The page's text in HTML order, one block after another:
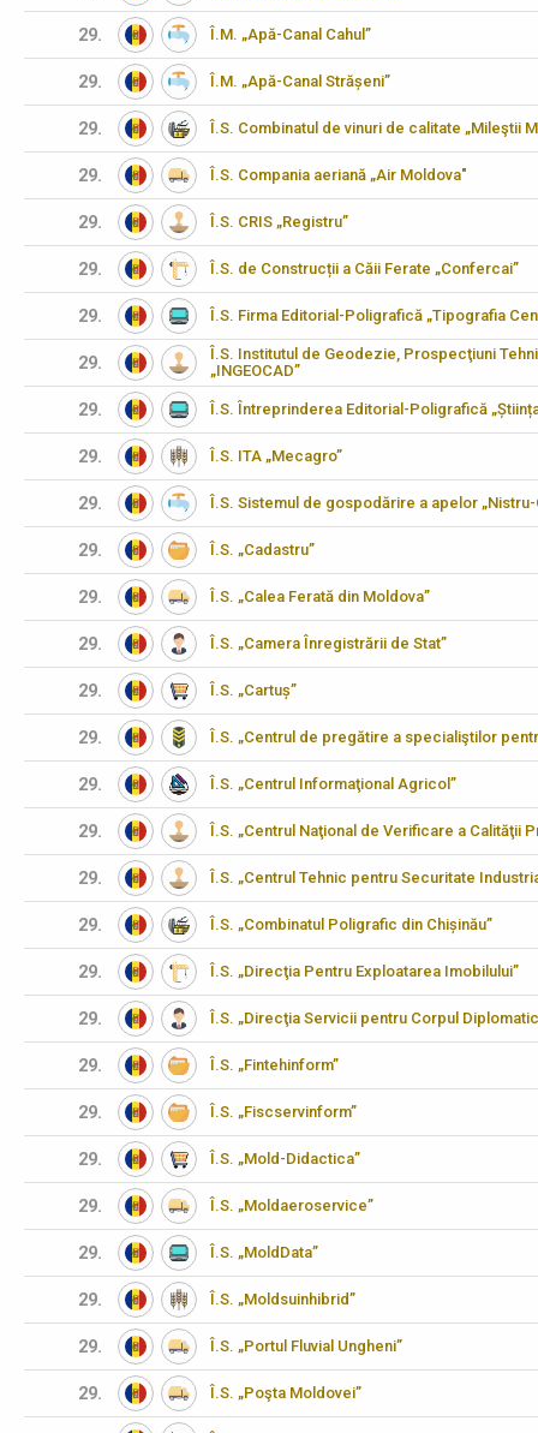
29. Î.M. „Apă-Canal Cahul”
29. Î.M. „Apă-Canal Strășeni”
29. Î.S. Combinatul de vinuri de calitate „Mileştii
29. Î.S. Compania aeriană „Air Moldova"
29. Î.S. CRIS „Registru”
29. Î.S. de Construcții a Căii Ferate „Confercai”
29. Î.S. Firma Editorial-Poligrafică „Tipografia
29.
Î.S. Institutul de Geodezie, Prospecţiuni
„INGEOCAD”
29. Î.S. Întreprinderea Editorial-Poligrafică
29. Î.S. ITA „Mecagro”
29. Î.S. Sistemul de gospodărire a apelor „Nistru-
29. Î.S. „Cadastru”
29. Î.S. „Calea Ferată din Moldova”
29. Î.S. „Camera Înregistrării de Stat”
29. Î.S. „Cartuș”
29. Î.S. „Centrul de pregătire a specialiştilor
29. Î.S. „Centrul Informaţional Agricol”
29. Î.S. „Centrul Naţional de Verificare a Calităţii
29. Î.S. „Centrul Tehnic pentru Securitate
29. Î.S. „Combinatul Poligrafic din Chișinău”
29. Î.S. „Direcţia Pentru Exploatarea Imobilului”
29. Î.S. „Direcţia Servicii pentru Corpul
29. Î.S. „Fintehinform”
29. Î.S. „Fiscservinform”
29. Î.S. „Mold-Didactica”
29. Î.S. „Moldaeroservice”
29. Î.S. „MoldData”
29. Î.S. „Moldsuinhibrid”
29. Î.S. „Portul Fluvial Ungheni”
29. Î.S. „Poşta Moldovei”